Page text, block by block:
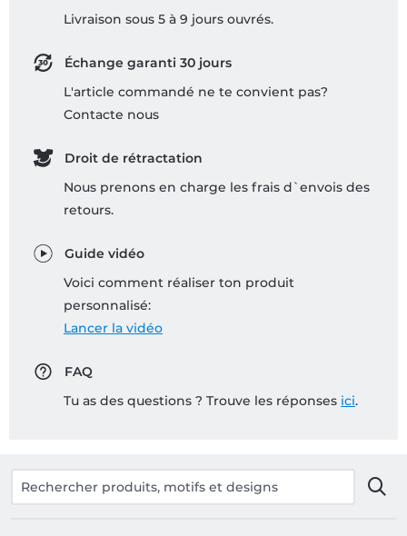
Livraison sous 5 à 9 jours ouvrés.
Échange garanti 30 jours
L'article commandé ne te convient pas?
Contacte nous
Droit de rétractation
Nous prenons en charge les frais d`envois des
retours.
Guide vidéo
Voici comment réaliser ton produit
personnalisé:
Lancer la vidéo
FAQ
Tu as des questions ? Trouve les réponses ici.